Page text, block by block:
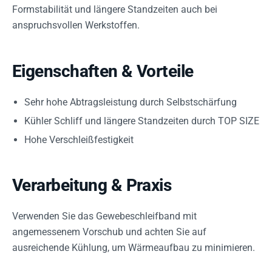
Formstabilität und längere Standzeiten auch bei
anspruchsvollen Werkstoffen.
Eigenschaften & Vorteile
Sehr hohe Abtragsleistung durch Selbstschärfung
Kühler Schliff und längere Standzeiten durch TOP SIZE
Hohe Verschleißfestigkeit
Verarbeitung & Praxis
Verwenden Sie das Gewebeschleifband mit
angemessenem Vorschub und achten Sie auf
ausreichende Kühlung, um Wärmeaufbau zu minimieren.